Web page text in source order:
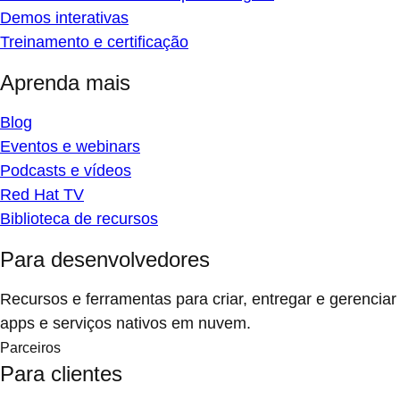
Demos interativas
Treinamento e certificação
Aprenda mais
Blog
Eventos e webinars
Podcasts e vídeos
Red Hat TV
Biblioteca de recursos
Para desenvolvedores
Recursos e ferramentas para criar, entregar e gerenciar
apps e serviços nativos em nuvem.
Parceiros
Para clientes